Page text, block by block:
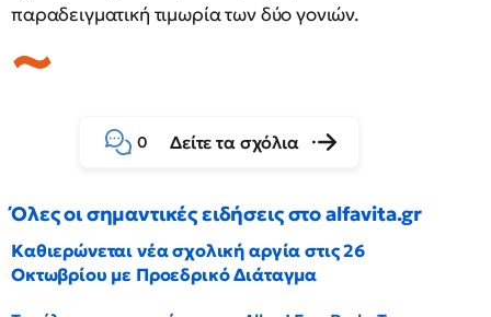
παραδειγματική τιμωρία των δύο γονιών.
0 Δείτε τα σχόλια
Όλες οι σημαντικές ειδήσεις στο alfavita.gr
Καθιερώνεται νέα σχολική αργία στις 26
Οκτωβρίου με Προεδρικό Διάταγμα